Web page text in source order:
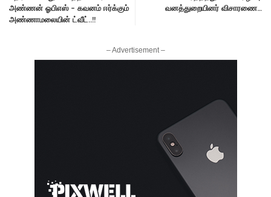
அண்ணன் ஓபிஎஸ் – கவனம் ஈர்க்கும்
அண்ணாமலையின் ட்வீட்..!!
வனத்துறையினர் விசாரணை…
– Advertisement –